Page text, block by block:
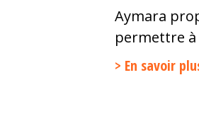
Aymara
permettre
> En savoir